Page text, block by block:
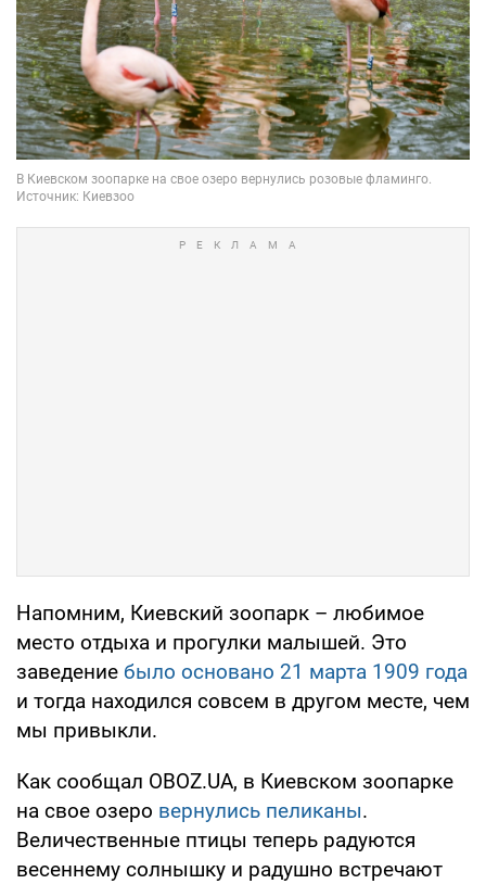
Напомним, Киевский зоопарк – любимое
место отдыха и прогулки малышей. Это
заведение было основано 21 марта 1909 года
и тогда находился совсем в другом месте, чем
мы привыкли.
Как сообщал OBOZ.UA, в Киевском зоопарке
на свое озеро вернулись пеликаны.
Величественные птицы теперь радуются
весеннему солнышку и радушно встречают